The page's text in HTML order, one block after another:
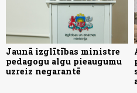
Jaunā izglītības ministre
pedagogu algu pieaugumu
uzreiz negarantē